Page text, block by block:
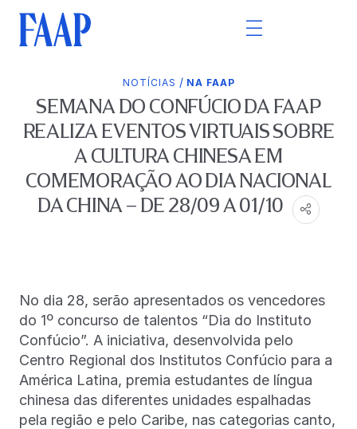
NOTÍCIAS / NA FAAP
SEMANA DO CONFÚCIO DA FAAP
REALIZA EVENTOS VIRTUAIS SOBRE
A CULTURA CHINESA EM
COMEMORAÇÃO AO DIA NACIONAL
DA CHINA – DE 28/09 A 01/10
No dia 28, serão apresentados os vencedores
do 1º concurso de talentos “Dia do Instituto
Confúcio”. A iniciativa, desenvolvida pelo
Centro Regional dos Institutos Confúcio para a
América Latina, premia estudantes de língua
chinesa das diferentes unidades espalhadas
pela região e pelo Caribe, nas categorias canto,